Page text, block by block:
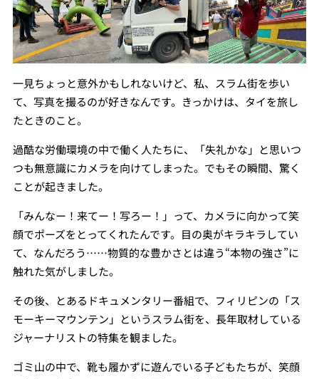
一見ちょっと意外かもしれないけど、私、スラム街を歩い
て、写真を撮るのが好きなんです。きっかけは、タイを旅し
たときのこと。
過酷な労働環境の中で働く人たちに、「失礼かな」と思いつ
つも無意識にカメラを向けてしまった。でもその瞬間、驚く
ことが起きました。
「みんなー！来てー！写ろー！」って、カメラに向かって笑
顔でポーズをとってくれたんです。目の奥がキラキラしてい
て、なんだろう……物質的な豊かさとは違う“本物の強さ”に
触れた気がしました。
その後、とあるドキュメンタリー番組で、フィリピンの「ス
モーキーマウンテン」というスラム街を、長年取材している
ジャーナリストの特集を観ました。
ゴミ山の中で、靴も履かずに遊んでいる子どもたちが、笑顔